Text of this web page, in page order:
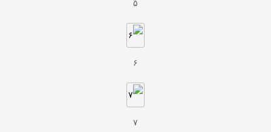
۵
۶
۷